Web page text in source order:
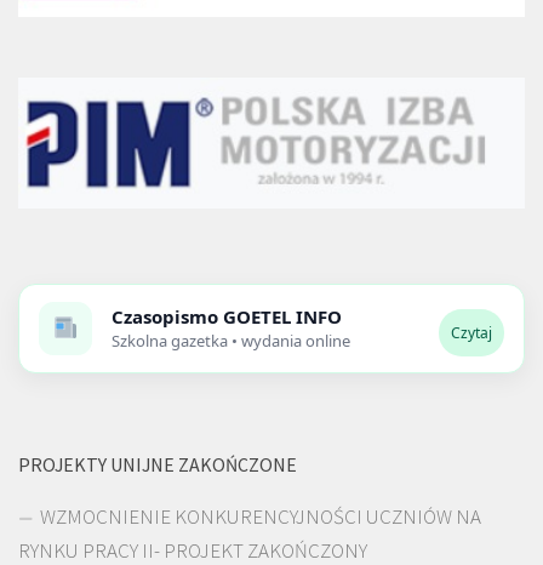
Czasopismo GOETEL INFO
Szkolna gazetka • wydania online Czytaj
PROJEKTY UNIJNE ZAKOŃCZONE
WZMOCNIENIE KONKURENCYJNOŚCI UCZNIÓW NA
RYNKU PRACY II- PROJEKT ZAKOŃCZONY